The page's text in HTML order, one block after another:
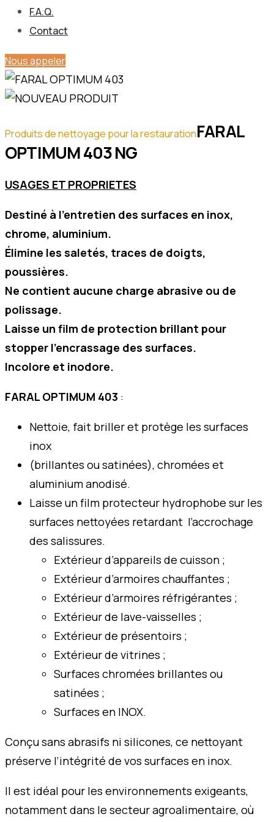
F.A.Q.
Contact
Nous appeler
Produits de nettoyage pour la restaurationFARAL
OPTIMUM 403 NG
USAGES ET PROPRIETES
Destiné à l’entretien des surfaces en inox,
chrome, aluminium.
Élimine les saletés, traces de doigts,
poussières.
Ne contient aucune charge abrasive ou de
polissage.
Laisse un film de protection brillant pour
stopper l’encrassage des surfaces.
Incolore et inodore.
FARAL OPTIMUM 403 :
Nettoie, fait briller et protège les surfaces
inox
(brillantes ou satinées), chromées et
aluminium anodisé.
Laisse un film protecteur hydrophobe sur les
surfaces nettoyées retardant l’accrochage
des salissures.
Extérieur d’appareils de cuisson ;
Extérieur d’armoires chauffantes ;
Extérieur d’armoires réfrigérantes ;
Extérieur de lave-vaisselles ;
Extérieur de présentoirs ;
Extérieur de vitrines ;
Surfaces chromées brillantes ou
satinées ;
Surfaces en INOX.
Conçu sans abrasifs ni silicones, ce nettoyant
préserve l’intégrité de vos surfaces en inox.
Il est idéal pour les environnements exigeants,
notamment dans le secteur agroalimentaire, où